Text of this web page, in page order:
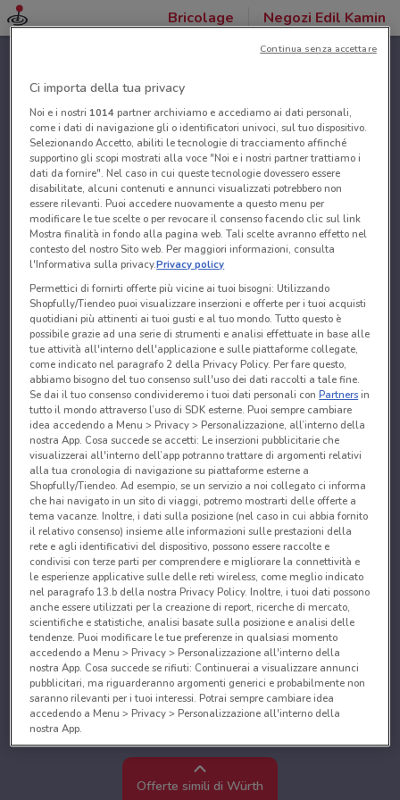
Bricolage Negozi Edil Kamin
Offerte simili di Würth
Ci importa della tua privacy
Noi e i nostri 1014partner archiviamo e accediamo ai dati personali,
come i dati di navigazione gli o identificatori univoci, sul tuo dispositivo.
Selezionando Accetto, abiliti le tecnologie di tracciamento affinché
supportino gli scopi mostrati alla voce "Noi e i nostri partner trattiamo i
dati da fornire". Nel caso in cui queste tecnologie dovessero essere
disabilitate, alcuni contenuti e annunci visualizzati potrebbero non
essere rilevanti. Puoi accedere nuovamente a questo menu per
modificare le tue scelte o per revocare il consenso facendo clic sul link
Mostra finalità in fondo alla pagina web. Tali scelte avranno effetto nel
contesto del nostro Sito web. Per maggiori informazioni, consulta
l'Informativa sulla privacy.Privacy policy
Permettici di fornirti offerte più vicine ai tuoi bisogni: Utilizzando
Shopfully/Tiendeo puoi visualizzare inserzioni e offerte per i tuoi acquisti
quotidiani più attinenti ai tuoi gusti e al tuo mondo. Tutto questo è
possibile grazie ad una serie di strumenti e analisi effettuate in base alle
tue attività all'interno dell'applicazione e sulle piattaforme collegate,
come indicato nel paragrafo 2 della Privacy Policy. Per fare questo,
abbiamo bisogno del tuo consenso sull'uso dei dati raccolti a tale fine.
Se dai il tuo consenso condivideremo i tuoi dati personali conPartnersin
tutto il mondo attraverso l’uso di SDK esterne. Puoi sempre cambiare
idea accedendo a Menu > Privacy > Personalizzazione, all’interno della
nostra App. Cosa succede se accetti: Le inserzioni pubblicitarie che
visualizzerai all'interno dell’app potranno trattare di argomenti relativi
alla tua cronologia di navigazione su piattaforme esterne a
Shopfully/Tiendeo. Ad esempio, se un servizio a noi collegato ci informa
che hai navigato in un sito di viaggi, potremo mostrarti delle offerte a
tema vacanze. Inoltre, i dati sulla posizione (nel caso in cui abbia fornito
il relativo consenso) insieme alle informazioni sulle prestazioni della
rete e agli identificativi del dispositivo, possono essere raccolte e
condivisi con terze parti per comprendere e migliorare la connettività e
le esperienze applicative sulle delle reti wireless, come meglio indicato
nel paragrafo 13.b della nostra Privacy Policy. Inoltre, i tuoi dati possono
anche essere utilizzati per la creazione di report, ricerche di mercato,
scientifiche e statistiche, analisi basate sulla posizione e analisi delle
tendenze. Puoi modificare le tue preferenze in qualsiasi momento
accedendo a Menu > Privacy > Personalizzazione all'interno della
nostra App. Cosa succede se rifiuti: Continuerai a visualizzare annunci
pubblicitari, ma riguarderanno argomenti generici e probabilmente non
saranno rilevanti per i tuoi interessi. Potrai sempre cambiare idea
accedendo a Menu > Privacy > Personalizzazione all'interno della
nostra App.
Noi e i nostri partner trattiamo i dati per fornire:
Utilizzare dati di geolocalizzazione precisi. Scansione attiva delle
caratteristiche del dispositivo ai fini dell’identificazione. Archiviare
Continua senza accettare